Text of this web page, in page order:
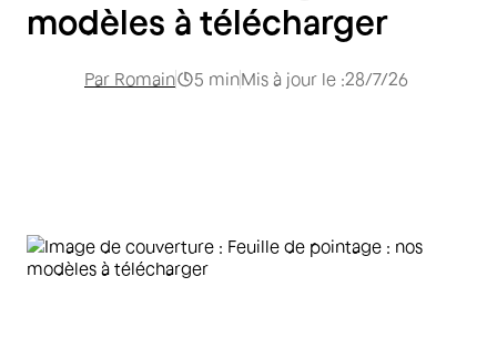
modèles à télécharger
Par Romain 5 minMis à jour le :28/7/26